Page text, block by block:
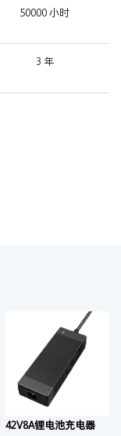
50000 小时
3 年
42V8A锂电池充电器